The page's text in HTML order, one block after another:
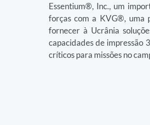
Essentium®, Inc., um
forças com a KVG®, uma
fornecer à Ucrânia
capacidades de impressão
críticos para missões no